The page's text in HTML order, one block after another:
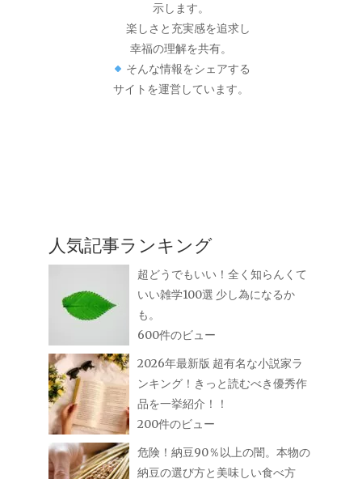
示します。
楽しさと充実感を追求し
幸福の理解を共有。
そんな情報をシェアする
サイトを運営しています。
人気記事ランキング
超どうでもいい！全く知らんくて
いい雑学100選 少し為になるか
も。
600件のビュー
2026年最新版 超有名な小説家ラ
ンキング！きっと読むべき優秀作
品を一挙紹介！！
200件のビュー
危険！納豆90％以上の闇。本物の
納豆の選び方と美味しい食べ方